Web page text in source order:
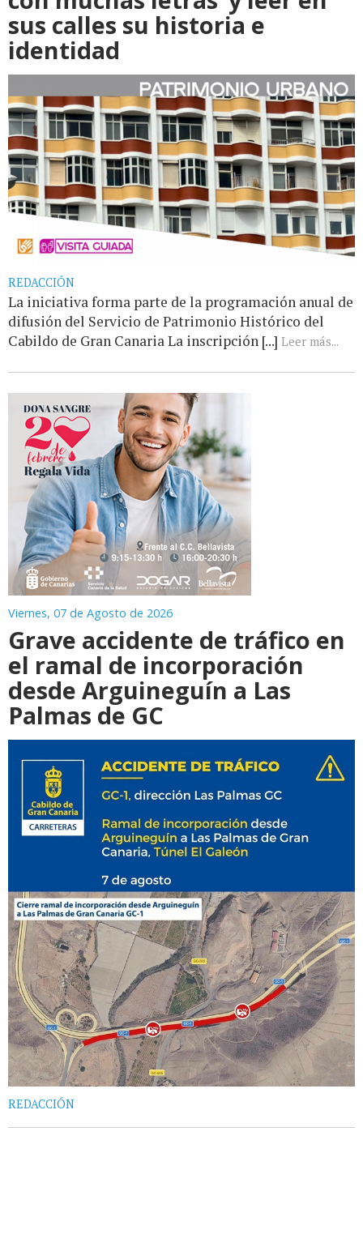
sus calles su historia e
identidad
REDACCIÓN
La iniciativa forma parte de la programación anual de
difusión del Servicio de Patrimonio Histórico del
Cabildo de Gran Canaria La inscripción [...] Leer más...
Viernes, 07 de Agosto de 2026
Grave accidente de tráfico en
el ramal de incorporación
desde Arguineguín a Las
Palmas de GC
REDACCIÓN